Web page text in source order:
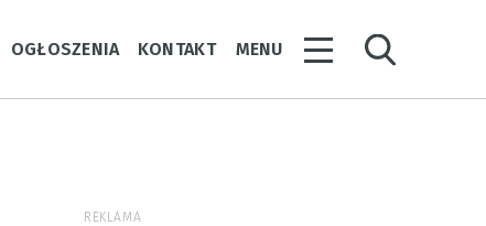
OGŁOSZENIA KONTAKT MENU
REKLAMA